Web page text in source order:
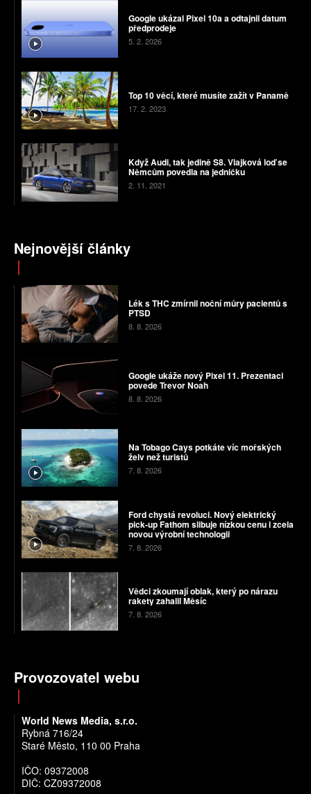
Google ukázal Pixel 10a a odtajnil datum
předprodeje
5. 2. 2026
Top 10 věcí, které musíte zažít v Panamě
17. 2. 2023
Když Audi, tak jedině S8. Vlajková loď se
Němcům povedla na jedničku
2. 11. 2021
Nejnovější články
Lék s THC zmírnil noční můry pacientů s
PTSD
8. 8. 2026
Google ukáže nový Pixel 11. Prezentaci
povede Trevor Noah
8. 8. 2026
Na Tobago Cays potkáte víc mořských
želv než turistů
7. 8. 2026
Ford chystá revoluci. Nový elektrický
pick-up Fathom slibuje nízkou cenu i zcela
novou výrobní technologii
7. 8. 2026
Vědci zkoumají oblak, který po nárazu
rakety zahalil Měsíc
7. 8. 2026
Provozovatel webu
World News Media, s.r.o.
Rybná 716/24
Staré Město, 110 00 Praha
IČO: 09372008
DIČ: CZ09372008